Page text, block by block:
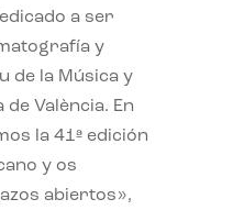
a ser
y
de la Música y
València. En
la 41ª edición
y os
abiertos»,